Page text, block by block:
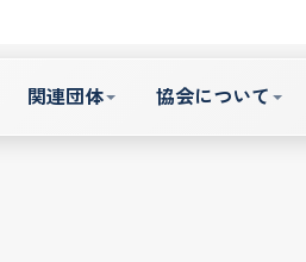
関連団体 協会について